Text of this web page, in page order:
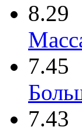
8.29
7.45
7.43